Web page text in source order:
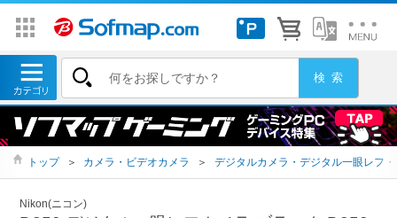
トップ ＞ カメラ・ビデオカメラ ＞ デジタルカメラ・デジタル一眼レフ
Nikon(ニコン)